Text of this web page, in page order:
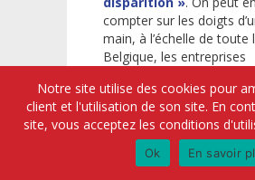
compter sur les doigts
main, à l’échelle de toute
Belgique, les entreprises
rigueur à la philosophie
nôtre : celle d’unservice
individualiséen
chaque client.
Notre site utilise des cookies pour
client et l'utilisation de son site. En
site, vous acceptez les conditions
Ok En savoir